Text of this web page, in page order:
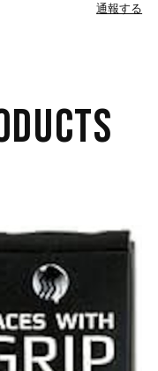
通報する